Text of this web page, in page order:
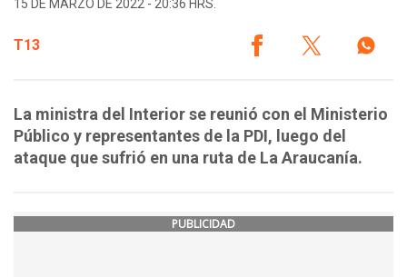
15 DE MARZO DE 2022 - 20:36 HRS.
T13
La ministra del Interior se reunió con el Ministerio
Público y representantes de la PDI, luego del
ataque que sufrió en una ruta de La Araucanía.
PUBLICIDAD